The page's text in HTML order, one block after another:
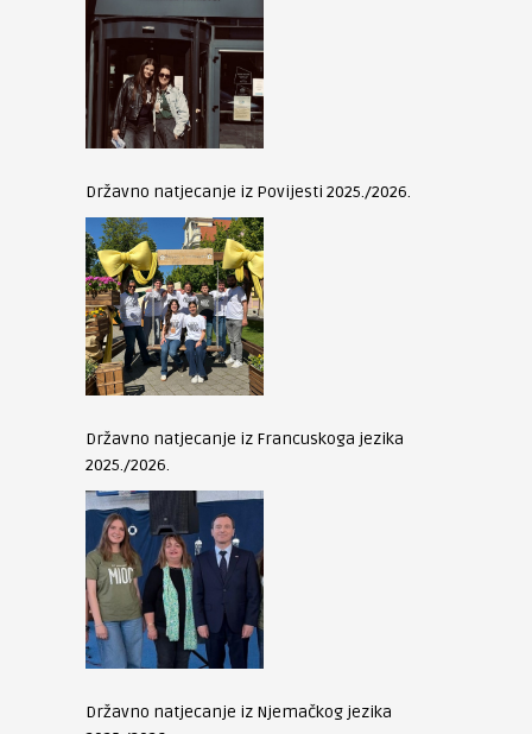
Državno natjecanje iz Povijesti 2025./2026.
Državno natjecanje iz Francuskoga jezika
2025./2026.
Državno natjecanje iz Njemačkog jezika